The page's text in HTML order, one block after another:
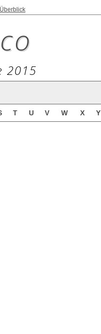
Überblick
2015
T U V W X Y